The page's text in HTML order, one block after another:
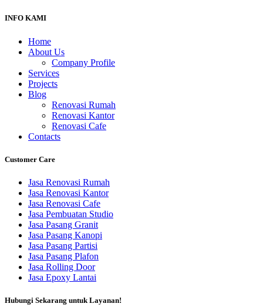
INFO KAMI
Home
About Us
Company Profile
Services
Projects
Blog
Renovasi Rumah
Renovasi Kantor
Renovasi Cafe
Contacts
Customer Care
Jasa Renovasi Rumah
Jasa Renovasi Kantor
Jasa Renovasi Cafe
Jasa Pembuatan Studio
Jasa Pasang Granit
Jasa Pasang Kanopi
Jasa Pasang Partisi
Jasa Pasang Plafon
Jasa Rolling Door
Jasa Epoxy Lantai
Hubungi Sekarang untuk Layanan!